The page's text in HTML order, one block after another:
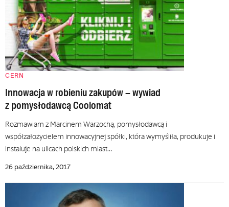
CERN
Innowacja w robieniu zakupów – wywiad
z pomysłodawcą Coolomat
Rozmawiam z Marcinem Warzochą, pomysłodawcą i
współzałożycielem innowacyjnej spółki, która wymyśliła, produkuje i
instaluje na ulicach polskich miast…
26 października, 2017